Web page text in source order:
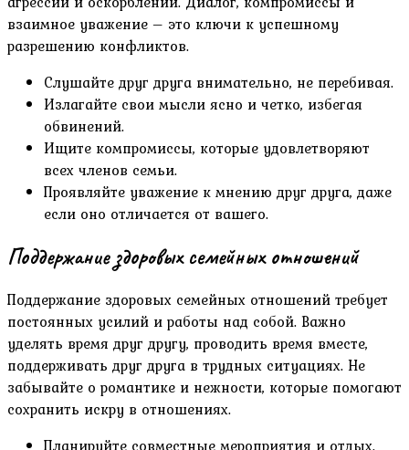
взаимное уважение – это ключи к успешному
разрешению конфликтов.
Слушайте друг друга внимательно, не перебивая.
Излагайте свои мысли ясно и четко, избегая
обвинений.
Ищите компромиссы, которые удовлетворяют
всех членов семьи.
Проявляйте уважение к мнению друг друга, даже
если оно отличается от вашего.
Поддержание здоровых семейных отношений
Поддержание здоровых семейных отношений требует
постоянных усилий и работы над собой. Важно
уделять время друг другу, проводить время вместе,
поддерживать друг друга в трудных ситуациях. Не
забывайте о романтике и нежности, которые помогают
сохранить искру в отношениях.
Планируйте совместные мероприятия и отдых.